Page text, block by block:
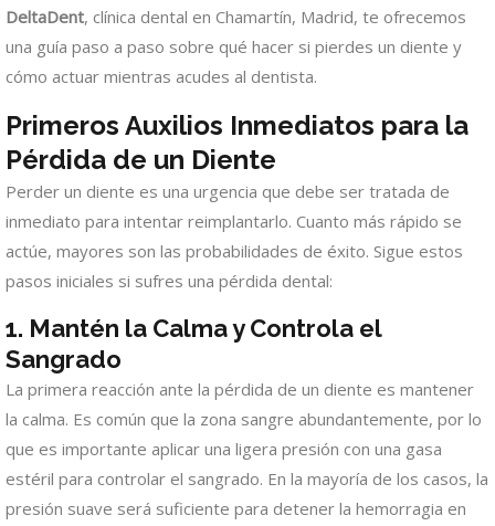
DeltaDent, clínica dental en Chamartín, Madrid, te ofrecemos
una guía paso a paso sobre qué hacer si pierdes un diente y
cómo actuar mientras acudes al dentista.
Primeros Auxilios Inmediatos para la
Pérdida de un Diente
Perder un diente es una urgencia que debe ser tratada de
inmediato para intentar reimplantarlo. Cuanto más rápido se
actúe, mayores son las probabilidades de éxito. Sigue estos
pasos iniciales si sufres una pérdida dental:
1. Mantén la Calma y Controla el
Sangrado
La primera reacción ante la pérdida de un diente es mantener
la calma. Es común que la zona sangre abundantemente, por lo
que es importante aplicar una ligera presión con una gasa
estéril para controlar el sangrado. En la mayoría de los casos, la
presión suave será suficiente para detener la hemorragia en